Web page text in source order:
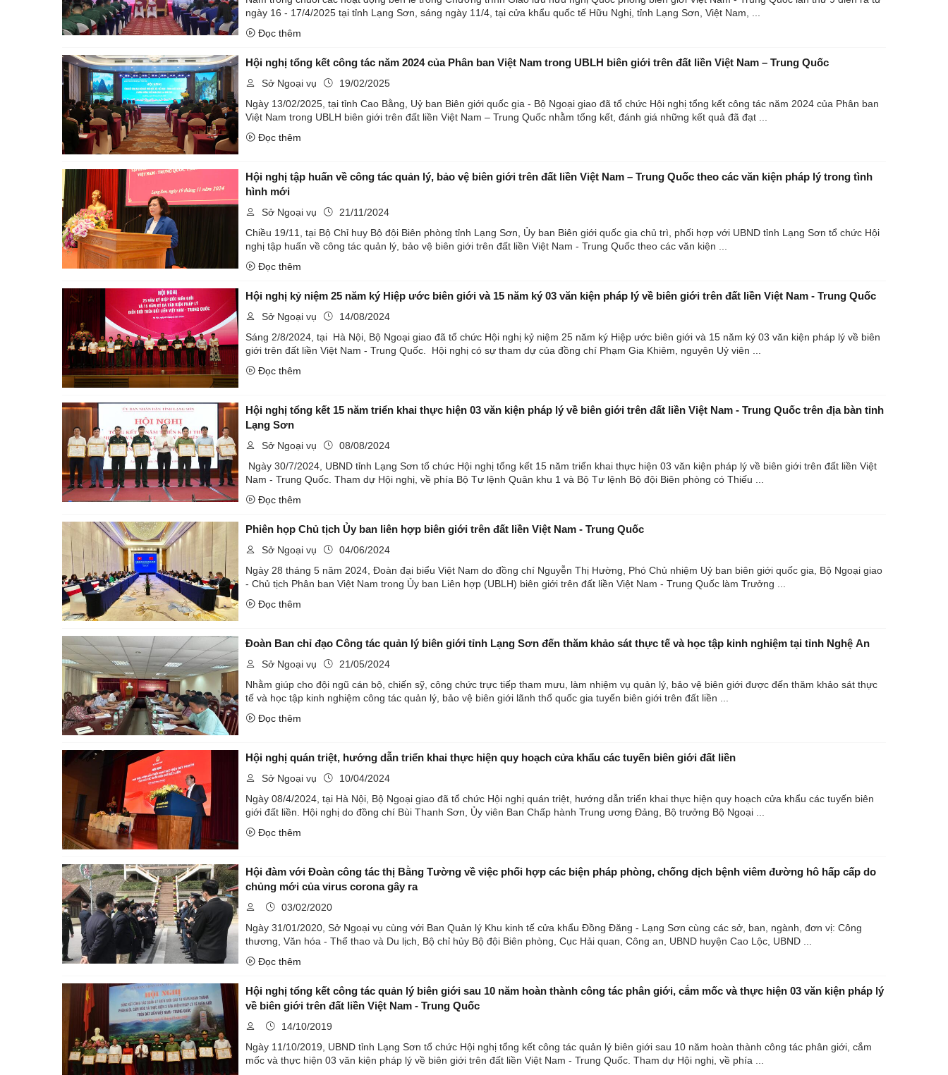
ngày 16 - 17/4/2025 tại tỉnh Lạng Sơn, sáng ngày 11/4, tại cửa khẩu quốc tế Hữu Nghị, tỉnh Lạng Sơn, Việt Nam, ...
Đọc thêm
Hội nghị tổng kết công tác năm 2024 của Phân ban Việt Nam trong UBLH biên giới trên đất liền Việt Nam – Trung Quốc
Sở Ngoại vụ
19/02/2025
Ngày 13/02/2025, tại tỉnh Cao Bằng, Uỷ ban Biên giới quốc gia - Bộ Ngoại giao đã tổ chức Hội nghị tổng kết công tác năm 2024 của Phân ban
Việt Nam trong UBLH biên giới trên đất liền Việt Nam – Trung Quốc nhằm tổng kết, đánh giá những kết quả đã đạt ...
Đọc thêm
Hội nghị tập huấn về công tác quản lý, bảo vệ biên giới trên đất liền Việt Nam – Trung Quốc theo các văn kiện pháp lý trong tình
hình mới
Sở Ngoại vụ
21/11/2024
Chiều 19/11, tại Bộ Chỉ huy Bộ đội Biên phòng tỉnh Lạng Sơn, Ủy ban Biên giới quốc gia chủ trì, phối hợp với UBND tỉnh Lạng Sơn tổ chức Hội
nghị tập huấn về công tác quản lý, bảo vệ biên giới trên đất liền Việt Nam - Trung Quốc theo các văn kiện ...
Đọc thêm
Hội nghị kỷ niệm 25 năm ký Hiệp ước biên giới và 15 năm ký 03 văn kiện pháp lý về biên giới trên đất liền Việt Nam - Trung Quốc
Sở Ngoại vụ
14/08/2024
Sáng 2/8/2024, tại Hà Nội, Bộ Ngoại giao đã tổ chức Hội nghị kỷ niệm 25 năm ký Hiệp ước biên giới và 15 năm ký 03 văn kiện pháp lý về biên
giới trên đất liền Việt Nam - Trung Quốc. Hội nghị có sự tham dự của đồng chí Phạm Gia Khiêm, nguyên Uỷ viên ...
Đọc thêm
Hội nghị tổng kết 15 năm triển khai thực hiện 03 văn kiện pháp lý về biên giới trên đất liền Việt Nam - Trung Quốc trên địa bàn tỉnh
Lạng Sơn
Sở Ngoại vụ
08/08/2024
Ngày 30/7/2024, UBND tỉnh Lạng Sơn tổ chức Hội nghị tổng kết 15 năm triển khai thực hiện 03 văn kiện pháp lý về biên giới trên đất liền Việt
Nam - Trung Quốc. Tham dự Hội nghị, về phía Bộ Tư lệnh Quân khu 1 và Bộ Tư lệnh Bộ đội Biên phòng có Thiếu ...
Đọc thêm
Phiên họp Chủ tịch Ủy ban liên hợp biên giới trên đất liền Việt Nam - Trung Quốc
Sở Ngoại vụ
04/06/2024
Ngày 28 tháng 5 năm 2024, Đoàn đại biểu Việt Nam do đồng chí Nguyễn Thị Hường, Phó Chủ nhiệm Uỷ ban biên giới quốc gia, Bộ Ngoại giao
- Chủ tịch Phân ban Việt Nam trong Ủy ban Liên hợp (UBLH) biên giới trên đất liền Việt Nam - Trung Quốc làm Trưởng ...
Đọc thêm
Đoàn Ban chỉ đạo Công tác quản lý biên giới tỉnh Lạng Sơn đến thăm khảo sát thực tế và học tập kinh nghiệm tại tỉnh Nghệ An
Sở Ngoại vụ
21/05/2024
Nhằm giúp cho đội ngũ cán bộ, chiến sỹ, công chức trực tiếp tham mưu, làm nhiệm vụ quản lý, bảo vệ biên giới được đến thăm khảo sát thực
tế và học tập kinh nghiệm công tác quản lý, bảo vệ biên giới lãnh thổ quốc gia tuyến biên giới trên đất liền ...
Đọc thêm
Hội nghị quán triệt, hướng dẫn triển khai thực hiện quy hoạch cửa khẩu các tuyến biên giới đất liền
Sở Ngoại vụ
10/04/2024
Ngày 08/4/2024, tại Hà Nội, Bộ Ngoại giao đã tổ chức Hội nghị quán triệt, hướng dẫn triển khai thực hiện quy hoạch cửa khẩu các tuyến biên
giới đất liền. Hội nghị do đồng chí Bùi Thanh Sơn, Ủy viên Ban Chấp hành Trung ương Đảng, Bộ trưởng Bộ Ngoại ...
Đọc thêm
Hội đàm với Đoàn công tác thị Bằng Tường về việc phối hợp các biện pháp phòng, chống dịch bệnh viêm đường hô hấp cấp do
chủng mới của virus corona gây ra
03/02/2020
Ngày 31/01/2020, Sở Ngoại vụ cùng với Ban Quản lý Khu kinh tế cửa khẩu Đồng Đăng - Lạng Sơn cùng các sở, ban, ngành, đơn vị: Công
thương, Văn hóa - Thể thao và Du lịch, Bộ chỉ hủy Bộ đội Biên phòng, Cục Hải quan, Công an, UBND huyện Cao Lộc, UBND ...
Đọc thêm
Hội nghị tổng kết công tác quản lý biên giới sau 10 năm hoàn thành công tác phân giới, cắm mốc và thực hiện 03 văn kiện pháp lý
về biên giới trên đất liền Việt Nam - Trung Quốc
14/10/2019
Ngày 11/10/2019, UBND tỉnh Lạng Sơn tổ chức Hội nghị tổng kết công tác quản lý biên giới sau 10 năm hoàn thành công tác phân giới, cắm
mốc và thực hiện 03 văn kiện pháp lý về biên giới trên đất liền Việt Nam - Trung Quốc. Tham dự Hội nghị, về phía ...